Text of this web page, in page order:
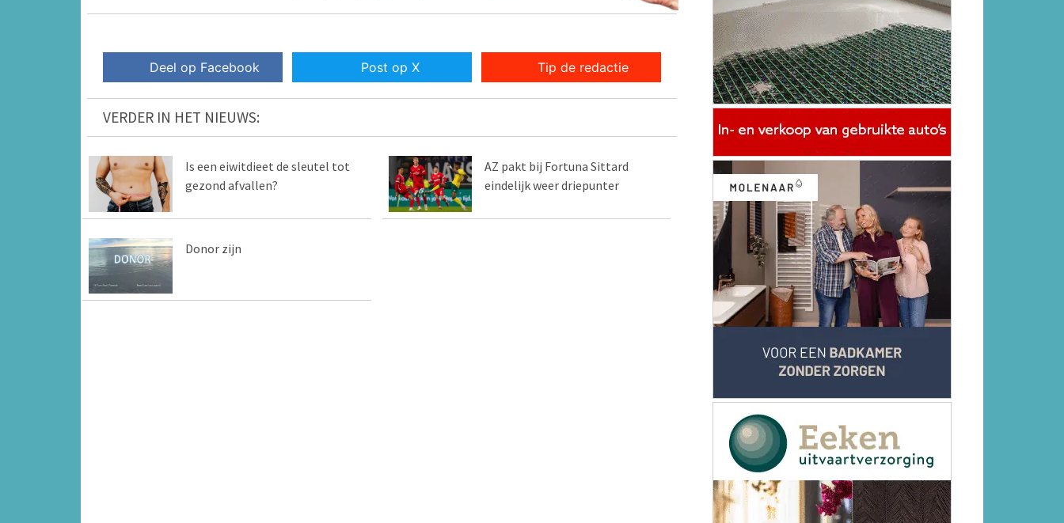
Deel op Facebook Post op X Tip de redactie
VERDER IN HET NIEUWS:
Is een eiwitdieet de sleutel tot
gezond afvallen?
AZ pakt bij Fortuna Sittard
eindelijk weer driepunter
Donor zijn